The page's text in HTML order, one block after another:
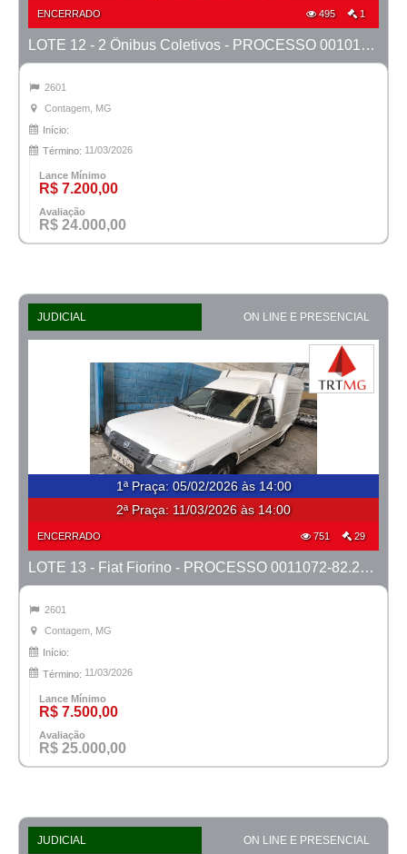
ENCERRADO 495 1
LOTE 12 - 2 Ônibus Coletivos - PROCESSO 0010148-76.2020-1ª CONT.
2601
Contagem, MG
Início:
Término: 11/03/2026
Lance Mínimo
R$ 7.200,00
Avaliação
R$ 24.000,00
JUDICIAL ON LINE E PRESENCIAL
1ª Praça: 05/02/2026 às 14:00
2ª Praça: 11/03/2026 às 14:00
ENCERRADO 751 29
LOTE 13 - Fiat Fiorino - PROCESSO 0011072-82.2023-1ª CONT.
2601
Contagem, MG
Início:
Término: 11/03/2026
Lance Mínimo
R$ 7.500,00
Avaliação
R$ 25.000,00
JUDICIAL ON LINE E PRESENCIAL